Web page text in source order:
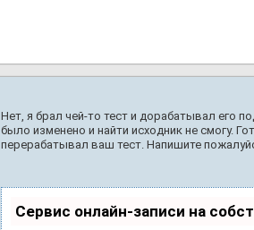
Нет, я брал чей-то тест и дорабатывал его
было изменено и найти исходник не смогу.
перерабатывал ваш тест. Напишите
Сервис онлайн-записи на